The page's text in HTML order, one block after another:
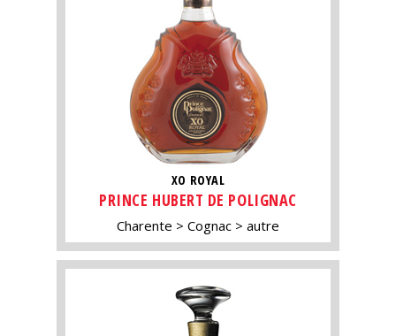
XO ROYAL
PRINCE HUBERT DE POLIGNAC
Charente Cognac autre